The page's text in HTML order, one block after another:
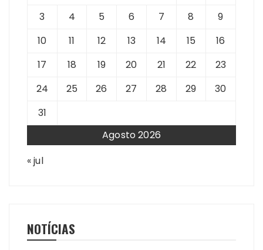
Agosto 2026
3
4 5 6 7 8
9
10
11 12 13 14 15
16
17
18 19 20 21 22
23
24
25 26 27 28 29
30
31
« jul
NOTÍCIAS